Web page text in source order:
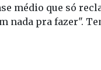
médio que só
nada pra fazer".